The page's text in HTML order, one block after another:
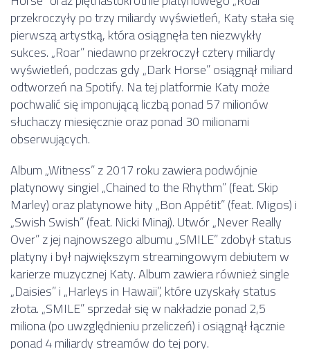
przekroczyły po trzy miliardy wyświetleń, Katy stała się
pierwszą artystką, która osiągnęła ten niezwykły
sukces. „Roar” niedawno przekroczył cztery miliardy
wyświetleń, podczas gdy „Dark Horse” osiągnął miliard
odtworzeń na Spotify. Na tej platformie Katy może
pochwalić się imponującą liczbą ponad 57 milionów
słuchaczy miesięcznie oraz ponad 30 milionami
obserwujących.
Album „Witness” z 2017 roku zawiera podwójnie
platynowy singiel „Chained to the Rhythm” (feat. Skip
Marley) oraz platynowe hity „Bon Appétit” (feat. Migos) i
„Swish Swish” (feat. Nicki Minaj). Utwór „Never Really
Over” z jej najnowszego albumu „SMILE” zdobył status
platyny i był największym streamingowym debiutem w
karierze muzycznej Katy. Album zawiera również single
„Daisies” i „Harleys in Hawaii”, które uzyskały status
złota. „SMILE” sprzedał się w nakładzie ponad 2,5
miliona (po uwzględnieniu przeliczeń) i osiągnął łącznie
ponad 4 miliardy streamów do tej pory.